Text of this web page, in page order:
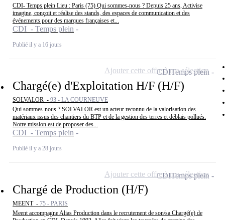
CDI- Temps plein Lieu : Paris (75) Qui sommes-nous ? Depuis 25 ans, Activise
imagine, conçoit et réalise des stands, des espaces de communication et des
événements pour des marques françaises et...
CDI - Temps plein
Publié il y a 16 jours
Chargé(e) d'Exploitation H/F (H/F)
SOLVALOR - 93 - LA COURNEUVE
Qui sommes-nous ? SOLVALOR est un acteur reconnu de la valorisation des
matériaux issus des chantiers du BTP et de la gestion des terres et déblais pollués.
Notre mission est de proposer des...
CDI - Temps plein
Publié il y a 28 jours
CDITemps plein
Ajouter cette offre à ma sélection
Chargé de Production (H/F)
MEENT - 75 - PARIS
Meent accompagne Alias Production dans le recrutement de son/sa Chargé(e) de
CDITemps plein
Ajouter cette offre à ma sélection